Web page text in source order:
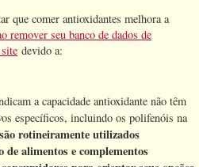
que comer antioxidantes melhora a
remover seu banco de dados de
devido a:
a capacidade antioxidante não têm
específicos, incluindo os polifenóis na
rotineiramente utilizados
de alimentos e complementos